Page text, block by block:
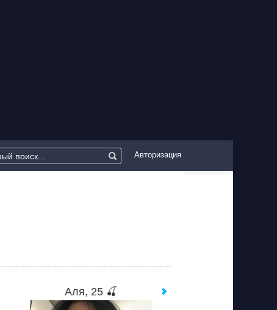
Авторизация
Аля, 25 🍒